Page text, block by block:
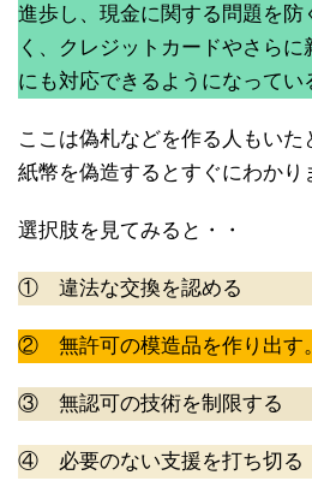
進歩し、現金に関する問題を防
く、クレジットカードやさら
にも対応できるようになってい
ここは偽札などを作る人もいた
紙幣を偽造するとすぐにわかり
選択肢を見てみると・・
① 違法な交換を認める
② 無許可の模造品を作り出す。
③ 無認可の技術を制限する
④ 必要のない支援を打ち切る